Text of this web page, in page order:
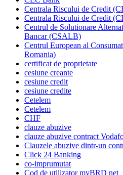
Centrala Riscului de Credit
Centrala Riscului de Credit
Centrul de Solutionare
Bancar (CSALB)
Centrul European al
Romania)
certificat de proprietate
cesiune creante
cesiune credit
cesiune credite
Cetelem
Cetelem
CHF
clauze abuzive
clauze abuzive contract
Clauzele abuzive dintr-un
Click 24 Banking
co-imprumutat
Cod de utilizator myBRD net